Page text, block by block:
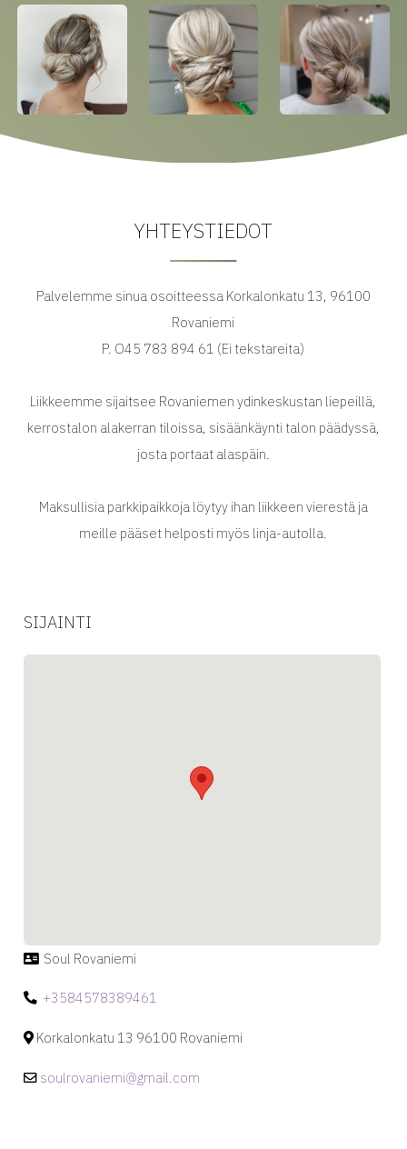
YHTEYSTIEDOT
Palvelemme sinua osoitteessa Korkalonkatu 13, 96100
Rovaniemi
P. O45 783 894 61 (Ei tekstareita)
Liikkeemme sijaitsee Rovaniemen ydinkeskustan liepeillä,
kerrostalon alakerran tiloissa, sisäänkäynti talon päädyssä,
josta portaat alaspäin.
Maksullisia parkkipaikkoja löytyy ihan liikkeen vierestä ja
meille pääset helposti myös linja-autolla.
SIJAINTI
Soul Rovaniemi
+3584578389461
Korkalonkatu 13 96100 Rovaniemi
soulrovaniemi@gmail.com